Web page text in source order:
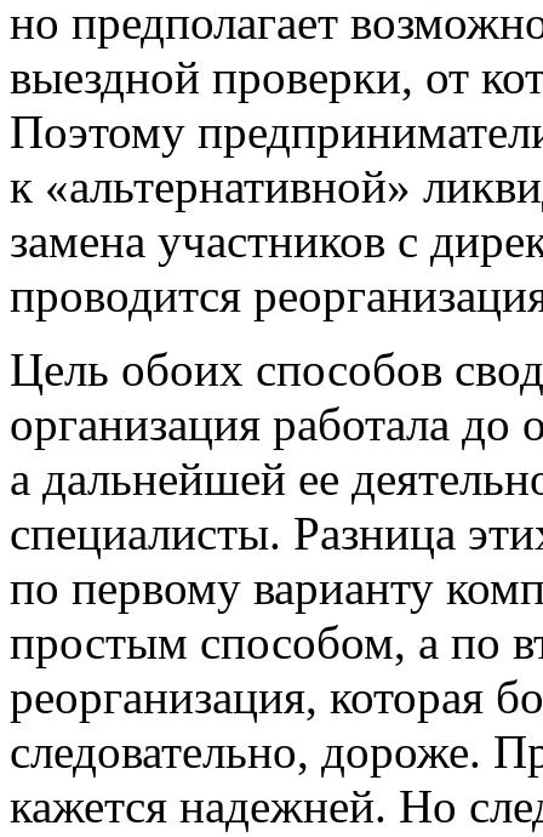
но предполагает
выездной проверки, от
Поэтому
к «альтернативной»
замена участников с
проводится
Цель обоих способов
организация работала до
а дальнейшей ее
специалисты. Разница
по первому варианту
простым способом, а по
реорганизация, которая
следовательно, дороже.
кажется надежней. Но